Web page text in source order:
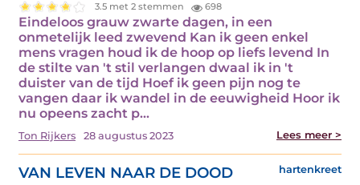
3.5 met 2 stemmen 698
Eindeloos grauw zwarte dagen, in een
onmetelijk leed zwevend Kan ik geen enkel
mens vragen houd ik de hoop op liefs levend In
de stilte van 't stil verlangen dwaal ik in 't
duister van de tijd Hoef ik geen pijn nog te
vangen daar ik wandel in de eeuwigheid Hoor ik
nu opeens zacht p...
Ton Rijkers 28 augustus 2023 Lees meer >
VAN LEVEN NAAR DE DOOD hartenkreet